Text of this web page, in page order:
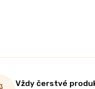
Vždy čerstvé